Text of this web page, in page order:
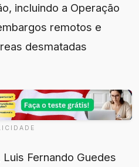
incluindo a Operação
remotos e
desmatadas
Fernando Guedes